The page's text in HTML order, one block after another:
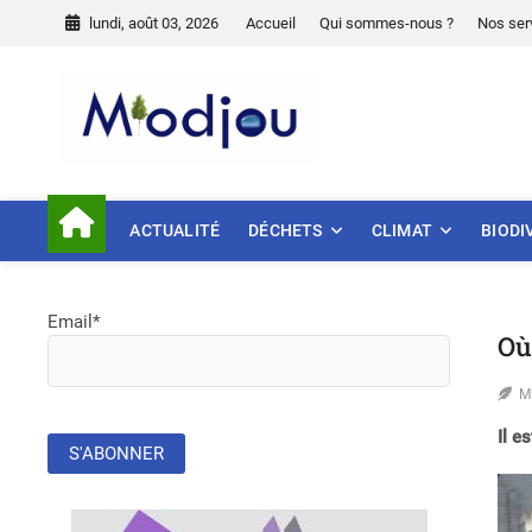
lundi, août 03, 2026 Accueil Qui sommes-nous ? Nos
ACTUALITÉ DÉCHETS CLIMAT
Il
Email*